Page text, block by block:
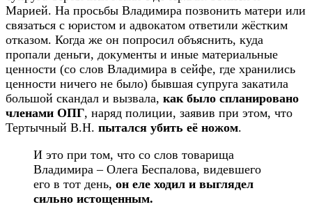
Марией. На просьбы Владимира позвонить матери или
связаться с юристом и адвокатом ответили жёстким
отказом. Когда же он попросил объяснить, куда
пропали деньги, документы и иные материальные
ценности (со слов Владимира в сейфе, где хранились
ценности ничего не было) бывшая супруга закатила
большой скандал и вызвала, как было спланировано
членами ОПГ, наряд полиции, заявив при этом, что
Тертычный В.Н. пытался убить её ножом.
И это при том, что со слов товарища
Владимира – Олега Беспалова, видевшего
его в тот день, он еле ходил и выглядел
сильно истощенным.